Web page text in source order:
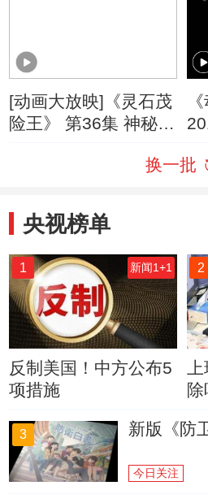
[动画大放映]《灵石茂
险王》 第36集 神秘的
换一批
央视榜单
1 新闻1+1
反制美国！中方公布5
项措施
2
除
3 新版《防
今日关注